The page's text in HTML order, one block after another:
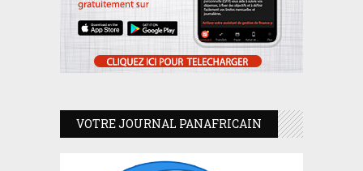
VOTRE JOURNAL PANAFRICAIN